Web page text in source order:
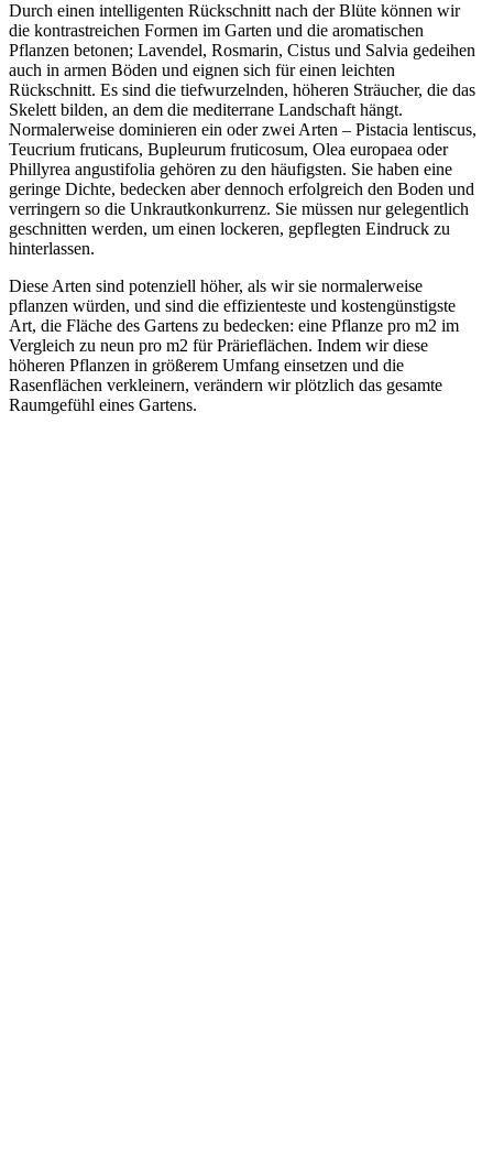
Durch einen intelligenten Rückschnitt nach der Blüte können wir
die kontrastreichen Formen im Garten und die aromatischen
Pflanzen betonen; Lavendel, Rosmarin, Cistus und Salvia gedeihen
auch in armen Böden und eignen sich für einen leichten
Rückschnitt. Es sind die tiefwurzelnden, höheren Sträucher, die das
Skelett bilden, an dem die mediterrane Landschaft hängt.
Normalerweise dominieren ein oder zwei Arten – Pistacia lentiscus,
Teucrium fruticans, Bupleurum fruticosum, Olea europaea oder
Phillyrea angustifolia gehören zu den häufigsten. Sie haben eine
geringe Dichte, bedecken aber dennoch erfolgreich den Boden und
verringern so die Unkrautkonkurrenz. Sie müssen nur gelegentlich
geschnitten werden, um einen lockeren, gepflegten Eindruck zu
hinterlassen.
Diese Arten sind potenziell höher, als wir sie normalerweise
pflanzen würden, und sind die effizienteste und kostengünstigste
Art, die Fläche des Gartens zu bedecken: eine Pflanze pro m2 im
Vergleich zu neun pro m2 für Prärieflächen. Indem wir diese
höheren Pflanzen in größerem Umfang einsetzen und die
Rasenflächen verkleinern, verändern wir plötzlich das gesamte
Raumgefühl eines Gartens.